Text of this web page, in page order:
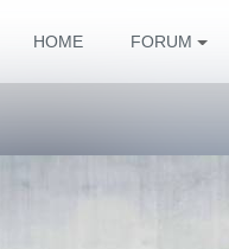
HOME FORUM